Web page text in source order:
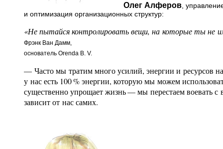
Олег Алферов ,
и оптимизация организационных структур:
«Не пытайся контролировать вещи, на которые ты не
Фрэнк Ван Дамм,
основатель Orenda B. V.
— Часто мы тратим много усилий, энергии и ресурсов
у нас есть 100 % энергии, которую мы можем
существенно упрощает жизнь — мы перестаем воевать
зависит от нас самих.